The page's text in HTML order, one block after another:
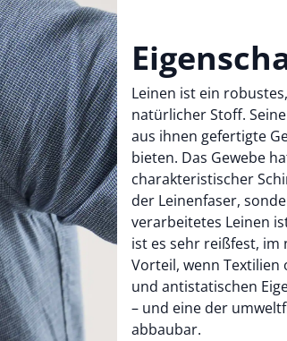
Leinen ist ein
natürlicher Stoff.
aus ihnen gefertigte
bieten. Das Gewebe
charakteristischer
der Leinenfaser,
verarbeitetes Leinen
ist es sehr reißfest, im
Vorteil, wenn Textilien
und antistatischen
– und eine der
abbaubar.